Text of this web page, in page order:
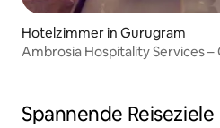
Hotelzimmer in Gurugram
Ambrosia Hospitality Services
Spannende Reiseziele